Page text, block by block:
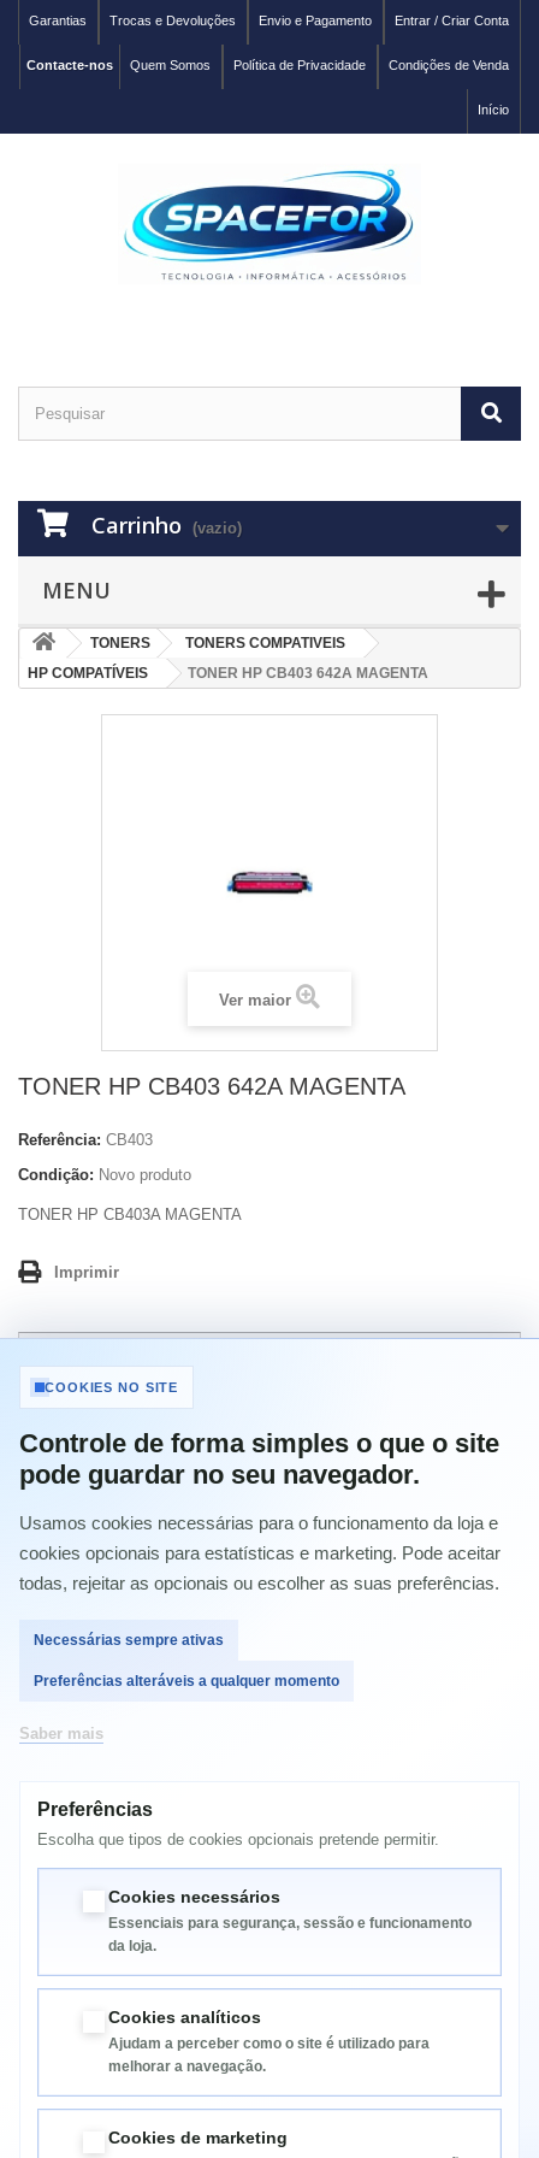
Entrar / Criar Conta
Envio e Pagamento
Trocas e Devoluções
Garantias
Condições de Venda
Política de Privacidade
Quem Somos
Contacte-nos
Início
Carrinho (vazio)
MENU
TONERS
TONERS COMPATIVEIS
HP COMPATÍVEIS
TONER HP CB403 642A MAGENTA
Ver maior
TONER HP CB403 642A MAGENTA
Referência: CB403
Condição: Novo produto
TONER HP CB403A MAGENTA
Imprimir
46,74 €com IVA
-20%
58,43 €com IVA
Quantidade
MAIS INFORMAÇÃO
Informação
COOKIES NO SITE
Controle de forma simples o que o site
pode guardar no seu navegador.
Usamos cookies necessárias para o funcionamento da loja e
cookies opcionais para estatísticas e marketing. Pode aceitar
todas, rejeitar as opcionais ou escolher as suas preferências.
Necessárias sempre ativas
Preferências alteráveis a qualquer momento
Saber mais
Preferências
Escolha que tipos de cookies opcionais pretende permitir.
Cookies necessários
Essenciais para segurança, sessão e funcionamento
da loja.
Cookies analíticos
Ajudam a perceber como o site é utilizado para
melhorar a navegação.
Cookies de marketing